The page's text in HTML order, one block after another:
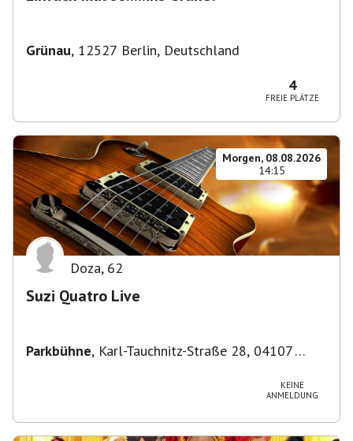
Grünau, 12527 Berlin, Deutschland
4
FREIE PLÄTZE
Morgen, 08.08.2026
14:15
Doza, 62
Suzi Quatro Live
Parkbühne, Karl-Tauchnitz-Straße 28, 04107
KEINE
ANMELDUNG